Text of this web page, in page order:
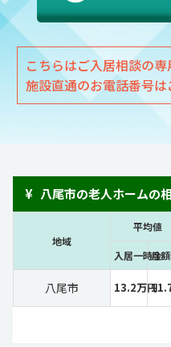
こちらはご入居相談の
施設直通のお電話番号
¥ 八尾市の老人ホームの
地域
平均値
入居一時金
月
八尾市 13.2万円